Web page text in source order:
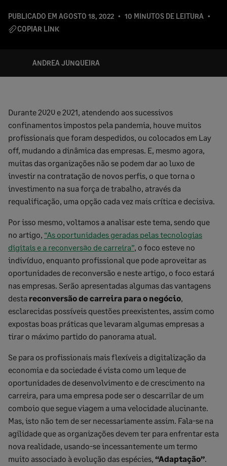
PUBLICADO EM AGOSTO 18, 2022
10 MINUTOS DE LEITURA
COPIAR LINK
ANDREA JUNQUEIRA
Durante 2020 e 2021, atendendo aos sucessivos
confinamentos impostos pela pandemia, houve muitos
profissionais que foram despedidos, ou colocados em Lay
off, mudando a dinâmica das empresas. E, mesmo agora,
muitas das organizações não se podem dar ao luxo de
investir na contratação de novos perfis, o que torna o
investimento na sua força de trabalho, através da
requalificação, uma opção cada vez mais crítica e decisiva.
Por isso mesmo, voltamos a analisar este tema, sendo que
no artigo, “As oportunidades geradas pelas tecnologias
digitais e a reconversão de carreira”, o foco esteve no
indivíduo, enquanto profissional que pode aproveitar as
oportunidades de reconversão e neste artigo, o foco estará
nas empresas. Serão apresentadas algumas das vantagens
desta reconversão de carreira para o negócio,
esclarecidas possíveis questões preexistentes, assim como
expostas boas práticas que levaram algumas empresas a
tirar o máximo partido do panorama atual.
Se para os profissionais mais flexíveis a digitalização da
economia e da sociedade é vista como um leque de
oportunidades de desenvolvimento e de crescimento na
carreira, para uma empresa pode ser o descarrilar de um
comboio que segue viagem a uma velocidade alucinante.
Mas, isto não tem de ser necessariamente assim. Fala-se na
agilidade que as organizações devem ter para enfrentar esta
nova realidade, usando-se incessantemente um termo
muito associado à evolução das espécies, “Adaptação”.